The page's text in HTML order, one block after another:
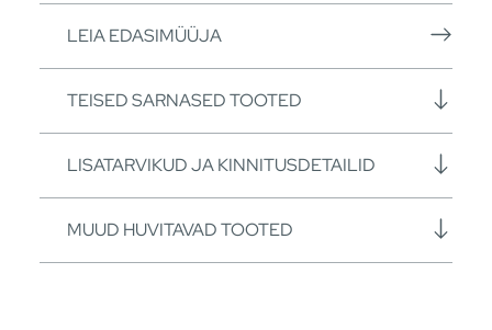
LEIA EDASIMÜÜJA
TEISED SARNASED TOOTED
LISATARVIKUD JA KINNITUSDETAILID
MUUD HUVITAVAD TOOTED